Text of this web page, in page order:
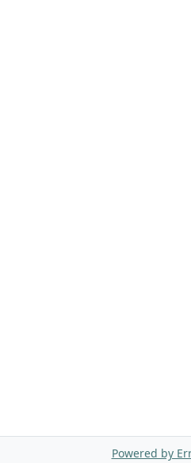
Powered by